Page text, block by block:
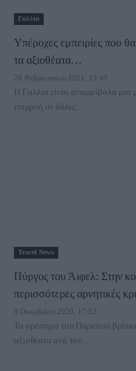
Γαλλία
Υπέροχες εμπειρίες που
τα αξιοθέατα…
26 Φεβρουαρίου 2021, 13:49
H Γαλλία είναι αναμφίβολα
επιρροή σε άλλες...
Travel News
Πύργος του Άιφελ: Στην
περισσότερες αρνητικές
9 Οκτωβρίου 2020, 17:52
Το ορόσημο του Παρισιού
αξιοθέατα ανά τον...